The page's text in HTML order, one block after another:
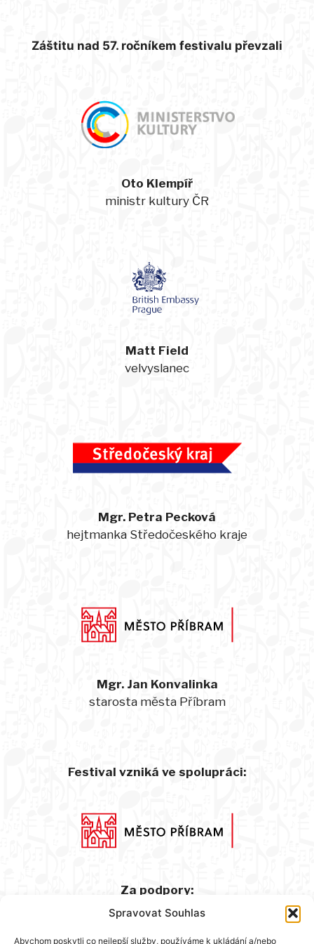
Spravovat Souhlas
Abychom poskytli co nejlepší služby, používáme k ukládání a/nebo
Záštitu nad 57. ročníkem festivalu převzali
Oto Klempíř
ministr kultury ČR
Matt Field
velvyslanec
Mgr. Petra Pecková
hejtmanka Středočeského kraje
Mgr. Jan Konvalinka
starosta města Příbram
Festival vzniká ve spolupráci:
Za podpory: